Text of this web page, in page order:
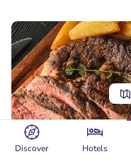
Discover Hotels